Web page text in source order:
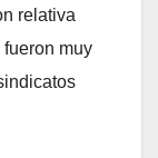
relativa
muy